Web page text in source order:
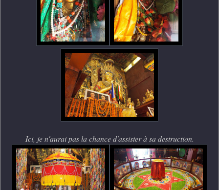
Ici, je n'aurai pas la chance d'assister à sa destruction.